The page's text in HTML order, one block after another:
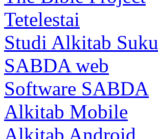
Tetelestai
Studi Alkitab Suku
SABDA web
Software SABDA
Alkitab Mobile